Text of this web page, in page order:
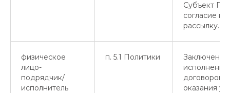
Субъект ПД
согласие
рассылку.
физическое
лицо-
подрядчик/
исполнитель
п. 5.1 Политики
исполнение
договоров
оказания